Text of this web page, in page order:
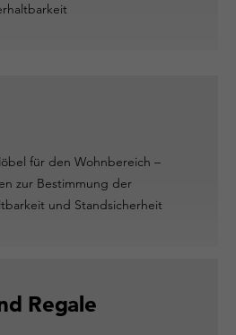
für den Wohnbereich –
zur Bestimmung der
und Standsicherheit
Regale